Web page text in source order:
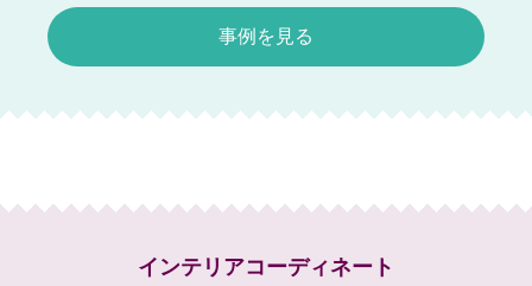
事例を見る
インテリアコーディネート